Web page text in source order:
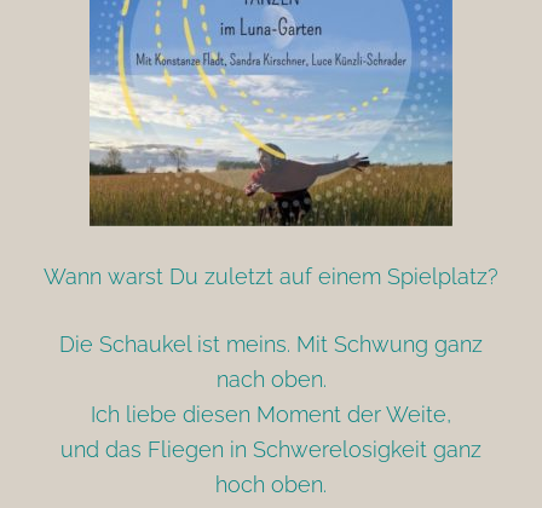
Wann warst Du zuletzt auf einem Spielplatz?
Die Schaukel ist meins. Mit Schwung ganz
nach oben.
Ich liebe diesen Moment der Weite,
und das Fliegen in Schwerelosigkeit ganz
hoch oben.